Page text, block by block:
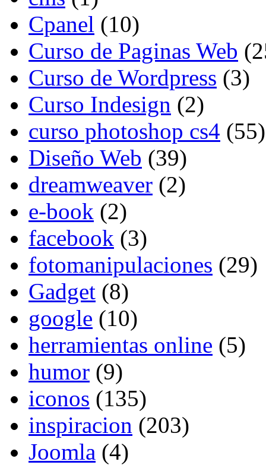
Cpanel (10)
Curso de Paginas Web
Curso de Wordpress (3)
Curso Indesign (2)
curso photoshop cs4 (55)
Diseño Web (39)
dreamweaver (2)
e-book (2)
facebook (3)
fotomanipulaciones (29)
Gadget (8)
google (10)
herramientas online (5)
humor (9)
iconos (135)
inspiracion (203)
Joomla (4)